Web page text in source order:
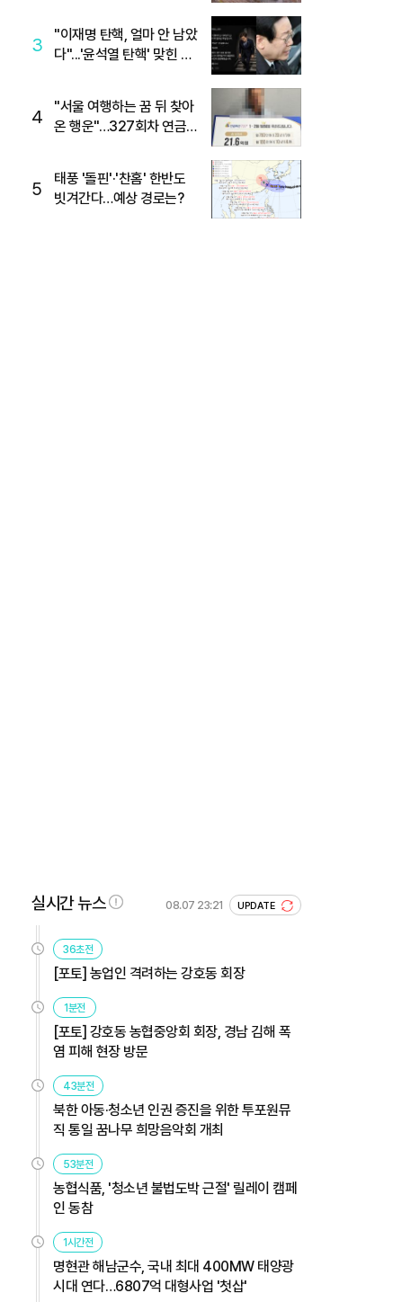
3
"이재명 탄핵, 얼마 안 남았
다"...'윤석열 탄핵' 맞힌 무
4
"서울 여행하는 꿈 뒤 찾아
온 행운"…327회차 연금
5
태풍 '돌핀'·'찬홈' 한반도
빗겨간다…예상 경로는?
실시간 뉴스 08.07 23:21 UPDATE
36초전
[포토] 농업인 격려하는 강호동 회장
1분전
[포토] 강호동 농협중앙회 회장, 경남 김해 폭
염 피해 현장 방문
43분전
북한 아동·청소년 인권 증진을 위한 투포원뮤
직 통일 꿈나무 희망음악회 개최
53분전
농협식품, '청소년 불법도박 근절' 릴레이 캠페
인 동참
1시간전
명현관 해남군수, 국내 최대 400MW 태양광
시대 연다…6807억 대형사업 '첫삽'